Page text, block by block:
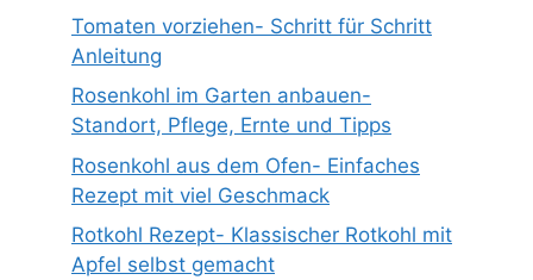
Tomaten vorziehen- Schritt für Schritt
Anleitung
Rosenkohl im Garten anbauen-
Standort, Pflege, Ernte und Tipps
Rosenkohl aus dem Ofen- Einfaches
Rezept mit viel Geschmack
Rotkohl Rezept- Klassischer Rotkohl mit
Apfel selbst gemacht